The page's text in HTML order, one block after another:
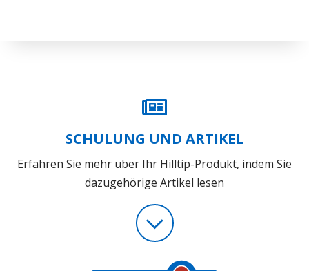
SCHULUNG UND ARTIKEL
Erfahren Sie mehr über Ihr Hilltip-Produkt, indem Sie
dazugehörige Artikel lesen